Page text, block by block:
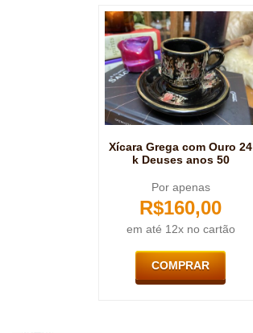
Xícara Grega com Ouro 24
k Deuses anos 50
Por apenas
R$160,00
em até 12x no cartão
COMPRAR